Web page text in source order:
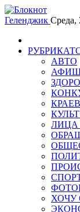
Геленджик Среда,
АВТО
ЛИЦА
ХОЧУ